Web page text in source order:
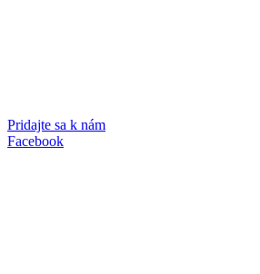
Pridajte sa k nám
Facebook